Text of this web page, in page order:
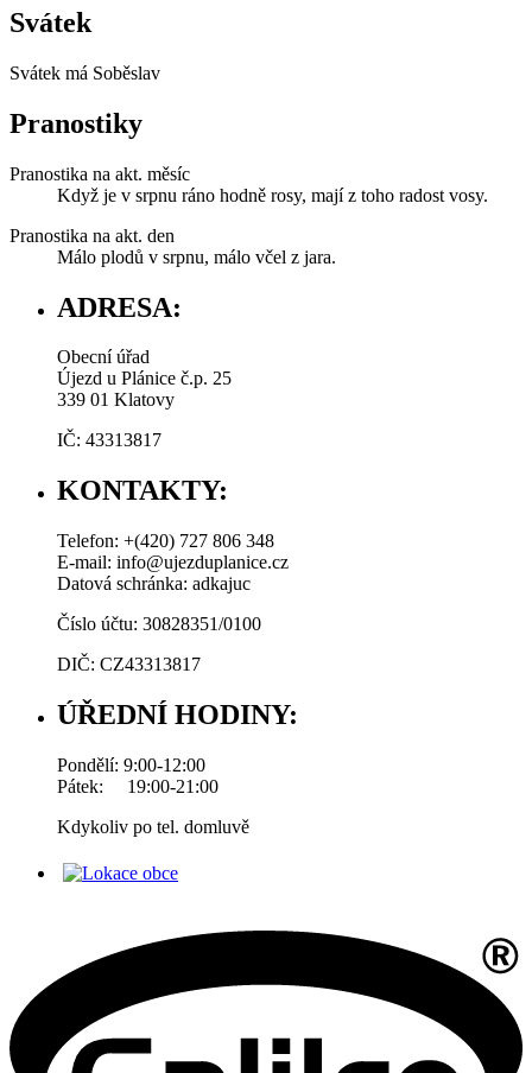
Svátek
Svátek má Soběslav
Pranostiky
Pranostika na akt. měsíc
Když je v srpnu ráno hodně rosy, mají z toho radost vosy.
Pranostika na akt. den
Málo plodů v srpnu, málo včel z jara.
ADRESA:
Obecní úřad
Újezd u Plánice č.p. 25
339 01 Klatovy
IČ: 43313817
KONTAKTY:
Telefon: +(420) 727 806 348
E-mail: info@ujezduplanice.cz
Datová schránka: adkajuc
Číslo účtu: 30828351/0100
DIČ: CZ43313817
ÚŘEDNÍ HODINY:
Pondělí: 9:00-12:00
Pátek: 19:00-21:00
Kdykoliv po tel. domluvě